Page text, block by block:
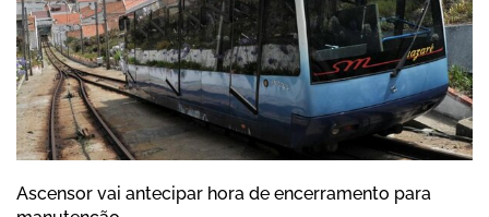
Ascensor vai antecipar hora de encerramento para